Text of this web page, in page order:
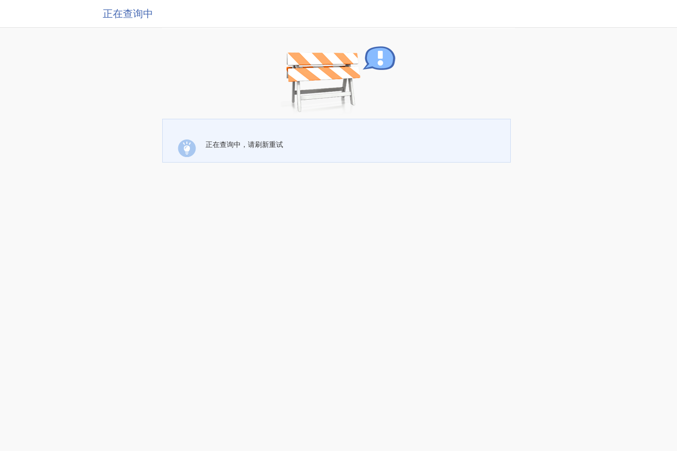
正在查询中
正在查询中，请刷新重试